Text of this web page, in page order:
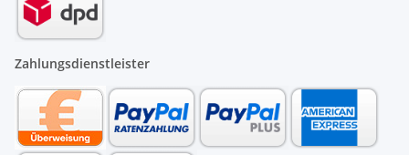
Zahlungsdienstleister